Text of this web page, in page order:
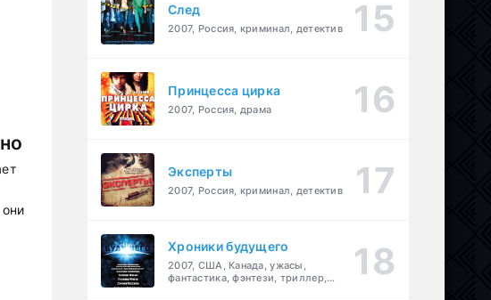
След
2007, Россия, криминал, детектив
Принцесса цирка
2007, Россия, драма
Эксперты
2007, Россия, криминал, детектив
Хроники будущего
2007, США, Канада, ужасы,
фантастика, фэнтези, триллер,